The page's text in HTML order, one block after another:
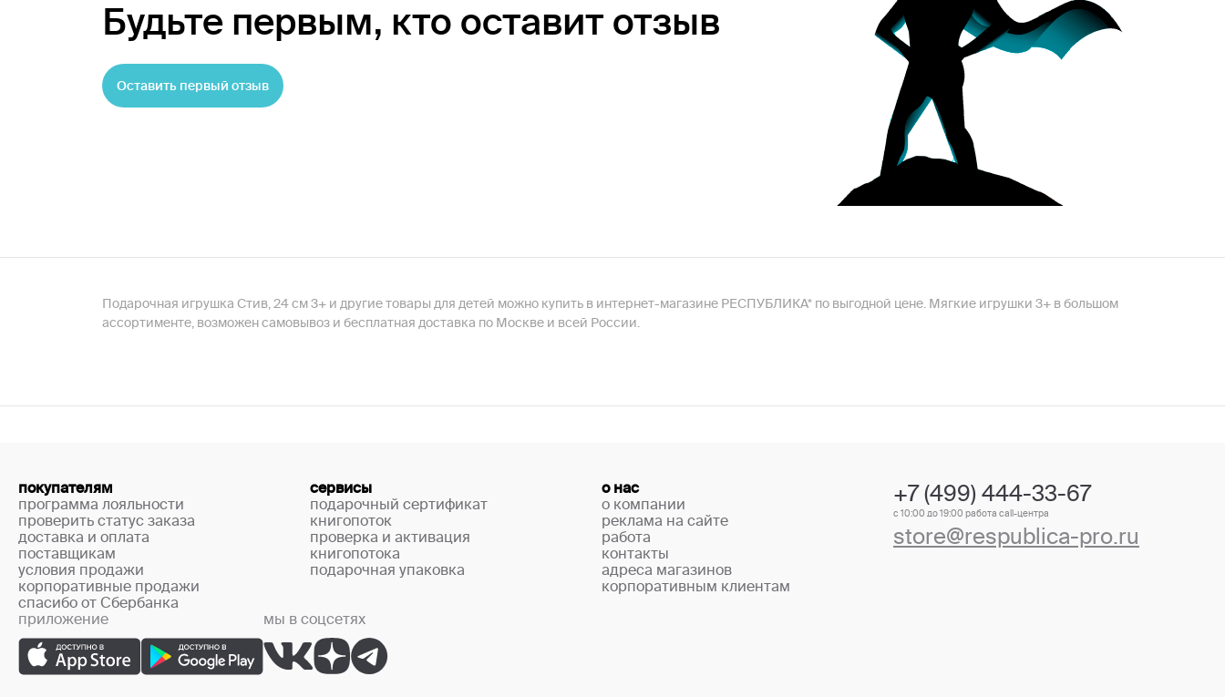
Будьте первым, кто оставит отзыв
Оставить первый отзыв
Подарочная игрушка Стив, 24 см 3+ и другие товары для детей можно купить в интернет-магазине РЕСПУБЛИКА* по выгодной цене. Мягкие игрушки 3+ в большом
ассортименте, возможен самовывоз и бесплатная доставка по Москве и всей России.
покупателям
программа лояльности
проверить статус заказа
доставка и оплата
поставщикам
условия продажи
корпоративные продажи
спасибо от Сбербанка
сервисы
подарочный сертификат
книгопоток
проверка и активация
книгопотока
подарочная упаковка
о нас
о компании
реклама на сайте
работа
контакты
адреса магазинов
корпоративным клиентам
+7 (499) 444-33-67
с 10:00 до 19:00 работа call-центра
store@respublica-pro.ru
приложение мы в соцсетях